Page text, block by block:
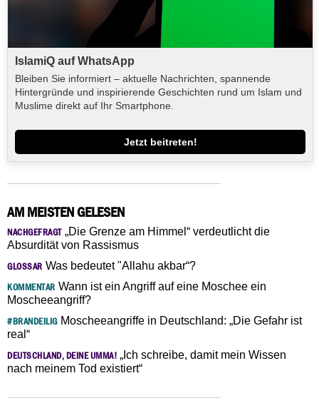
IslamiQ auf WhatsApp
Bleiben Sie informiert – aktuelle Nachrichten, spannende
Hintergründe und inspirierende Geschichten rund um Islam und
Muslime direkt auf Ihr Smartphone.
Jetzt beitreten!
AM MEISTEN GELESEN
NACHGEFRAGT„Die Grenze am Himmel“ verdeutlicht die
Absurdität von Rassismus
GLOSSAR Was bedeutet "Allahu akbar“?
KOMMENTAR Wann ist ein Angriff auf eine Moschee ein
Moscheeangriff?
#BRANDEILIGMoscheeangriffe in Deutschland: „Die Gefahr ist
real“
DEUTSCHLAND, DEINE UMMA! „Ich schreibe, damit mein Wissen
nach meinem Tod existiert“